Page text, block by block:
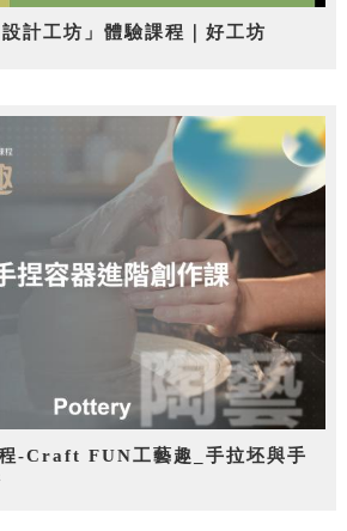
計工坊」體驗課程｜好工坊
-Craft FUN工藝趣_手拉坯與手